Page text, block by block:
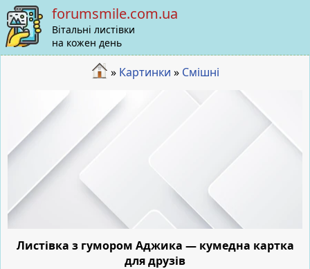
forumsmile.com.ua
Вітальні листівки
на кожен день
» Картинки » Смішні
Листівка з гумором Аджика — кумедна картка
для друзів